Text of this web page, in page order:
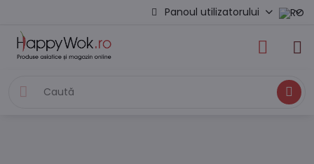
Panoul utilizatorului
Caută